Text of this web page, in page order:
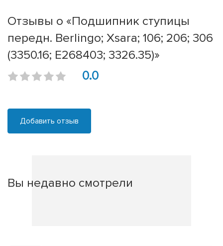
Отзывы о «Подшипник ступицы
передн. Berlingo; Xsara; 106; 206; 306
(3350.16; E268403; 3326.35)»
0.0
Добавить отзыв
Вы недавно смотрели